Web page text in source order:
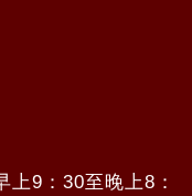
9：30至晚上8：